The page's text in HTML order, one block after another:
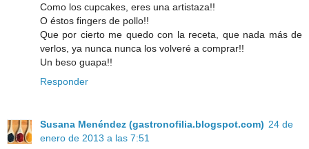
Como los cupcakes, eres una artistaza!!
O éstos fingers de pollo!!
Que por cierto me quedo con la receta, que nada más de
verlos, ya nunca nunca los volveré a comprar!!
Un beso guapa!!
Responder
Susana Menéndez (gastronofilia.blogspot.com) 24 de
enero de 2013 a las 7:51